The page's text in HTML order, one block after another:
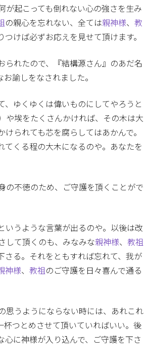
が起こっても倒れない心の強さを生み
の親心を忘れない、全ては親神様、 教
けば必ずお応えを見せて頂けます。
れたので、『結構源さん』のあだ名
諭しをなされました。
、ゆくゆくは偉いものにしてやろうと
や埃をたくさんかければ、その木は大
られても芯を腐らしてはあかんで。
てくる程の大木になるのや。あなたを
の不徳のため、ご守護を頂くことがで
いうような言葉が出るのや。以後は改
して頂くのも、みなみな親神様、 教祖
さる。それをともすれば忘れて、我が
神様、 教祖 のご守護を日々喜んで通る
思うようにならない時には、あれこれ
つとめさせて頂いていればいい。後
に神様が入り込んで、ご守護を下さ